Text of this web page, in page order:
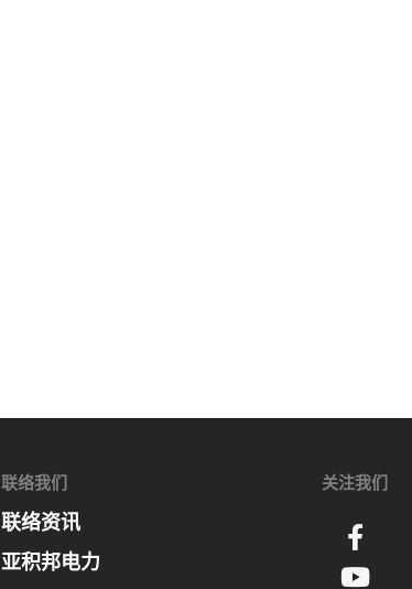
联络我们
联络资讯
亚积邦电力
关注我们